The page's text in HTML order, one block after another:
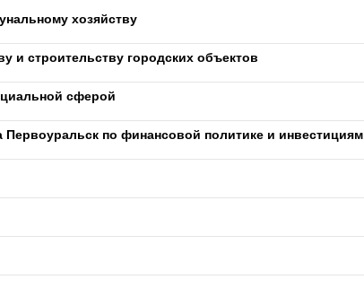
хозяйству
и строительству городских объектов
сферой
по финансовой политике и инвестициям